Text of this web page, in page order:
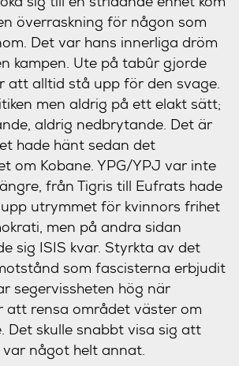
överraskning för någon som
Det var hans innerliga dröm
kampen. Ute på tabûr gjorde
att alltid stå upp för den svage.
men aldrig på ett elakt sätt;
aldrig nedbrytande. Det är
hade hänt sedan det
om Kobane. YPG/YPJ var inte
från Tigris till Eufrats hade
utrymmet för kvinnors frihet
men på andra sidan
sig ISIS kvar. Styrkta av det
som fascisterna erbjudit
segervissheten hög när
att rensa området väster om
Det skulle snabbt visa sig att
något helt annat.